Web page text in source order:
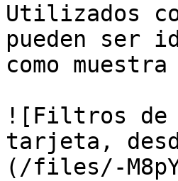
Utilizados
pueden ser
como
![Filtros de
tarjeta,
(/files/-